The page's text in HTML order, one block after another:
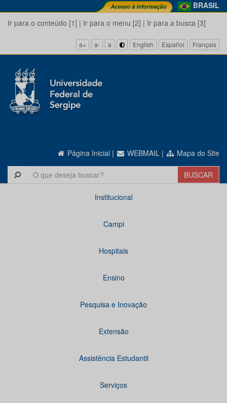
BRASIL
Ir para o conteúdo [1] | Ir para o menu [2] | Ir para a busca [3]
a+ a- a English Español Français
Página Inicial | WEBMAIL | Mapa do Site
Institucional
Campi
Hospitais
Ensino
Pesquisa e Inovação
Extensão
Assistência Estudantil
Serviços